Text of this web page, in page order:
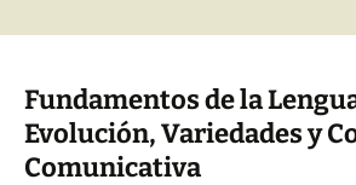
Fundamentos de la
Evolución, Variedades y
Comunicativa